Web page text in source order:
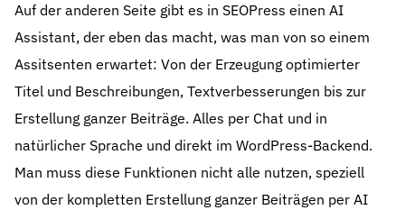
Auf der anderen Seite gibt es in SEOPress einen AI
Assistant, der eben das macht, was man von so einem
Assitsenten erwartet: Von der Erzeugung optimierter
Titel und Beschreibungen, Textverbesserungen bis zur
Erstellung ganzer Beiträge. Alles per Chat und in
natürlicher Sprache und direkt im WordPress-Backend.
Man muss diese Funktionen nicht alle nutzen, speziell
von der kompletten Erstellung ganzer Beiträgen per AI